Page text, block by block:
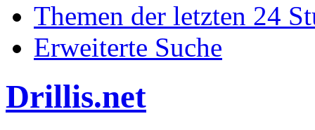
Themen der letzten 24
Erweiterte Suche
Drillis.net